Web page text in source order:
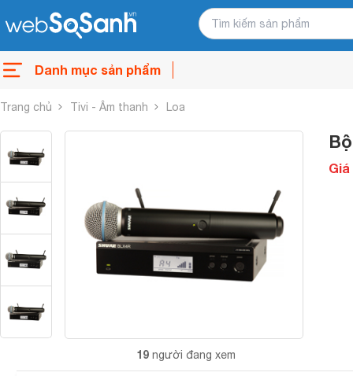
Danh mục sản phẩm
Trang chủ Tivi - Âm thanh Loa
19 người đang xem
Giá